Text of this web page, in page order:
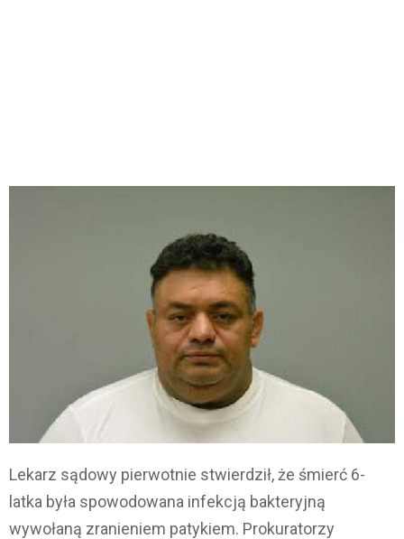
Lekarz sądowy pierwotnie stwierdził, że śmierć 6-
latka była spowodowana infekcją bakteryjną
wywołaną zranieniem patykiem. Prokuratorzy